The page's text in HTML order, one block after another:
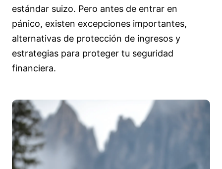
estándar suizo. Pero antes de entrar en
pánico, existen excepciones importantes,
alternativas de protección de ingresos y
estrategias para proteger tu seguridad
financiera.